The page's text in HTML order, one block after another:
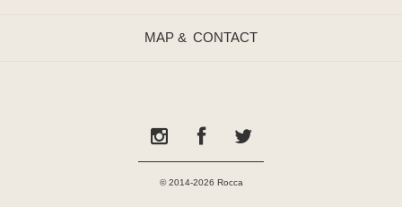
MAP & CONTACT
© 2014-2026 Rocca